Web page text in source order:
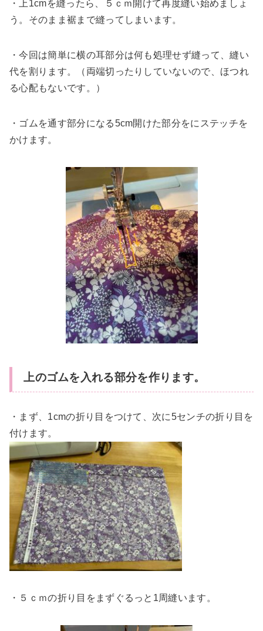
・上1cmを縫ったら、５ｃｍ開けて再度縫い始めましょ
う。そのまま裾まで縫ってしまいます。
・今回は簡単に横の耳部分は何も処理せず縫って、縫い
代を割ります。（両端切ったりしていないので、ほつれ
る心配もないです。）
・ゴムを通す部分になる5cm開けた部分をにステッチを
かけます。
上のゴムを入れる部分を作ります。
・まず、1cmの折り目をつけて、次に5センチの折り目を
付けます。
・５ｃｍの折り目をまずぐるっと1周縫います。